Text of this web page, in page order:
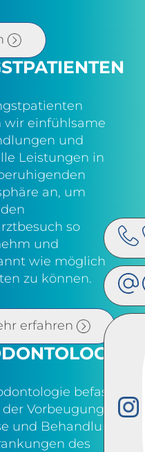
wir einfühlsame
und
Leistungen in
an, um
so
und
wie möglich
zu können.
erfahren
befasst
Vorbeugung,
und Behandlung
des